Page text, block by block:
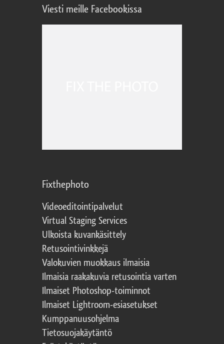
Viesti meille Facebookissa
Fixthephoto
Videoeditointipalvelut
Virtual Staging Services
Ulkoista kuvankäsittely
Retusointivinkkejä
Valokuvien muokkaus ilmaisia
Ilmaisia raakakuvia retusointia varten
Ilmaiset Photoshop-toiminnot
Ilmaiset Lightroom-esiasetukset
Kumppanuusohjelma
Tietosuojakäytäntö